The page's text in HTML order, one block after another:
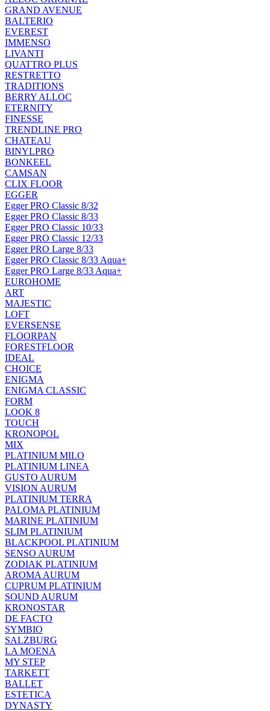
GRAND AVENUE
BALTERIO
EVEREST
IMMENSO
LIVANTI
QUATTRO PLUS
RESTRETTO
TRADITIONS
BERRY ALLOC
ETERNITY
FINESSE
TRENDLINE PRO
CHATEAU
BINYLPRO
BONKEEL
CAMSAN
CLIX FLOOR
EGGER
Egger PRO Classic 8/32
Egger PRO Classic 8/33
Egger PRO Classic 10/33
Egger PRO Classic 12/33
Egger PRO Large 8/33
Egger PRO Classic 8/33 Aqua+
Egger PRO Large 8/33 Aqua+
EUROHOME
ART
MAJESTIC
LOFT
EVERSENSE
FLOORPAN
FORESTFLOOR
IDEAL
CHOICE
ENIGMA
ENIGMA CLASSIC
FORM
LOOK 8
TOUCH
KRONOPOL
MIX
PLATINIUM MILO
PLATINIUM LINEA
GUSTO AURUM
VISION AURUM
PLATINIUM TERRA
PALOMA PLATINIUM
MARINE PLATINIUM
SLIM PLATINIUM
BLACKPOOL PLATINIUM
SENSO AURUM
ZODIAK PLATINIUM
AROMA AURUM
CUPRUM PLATINIUM
SOUND AURUM
KRONOSTAR
DE FACTO
SYMBIO
SALZBURG
LA MOENA
MY STEP
TARKETT
BALLET
ESTETICA
DYNASTY